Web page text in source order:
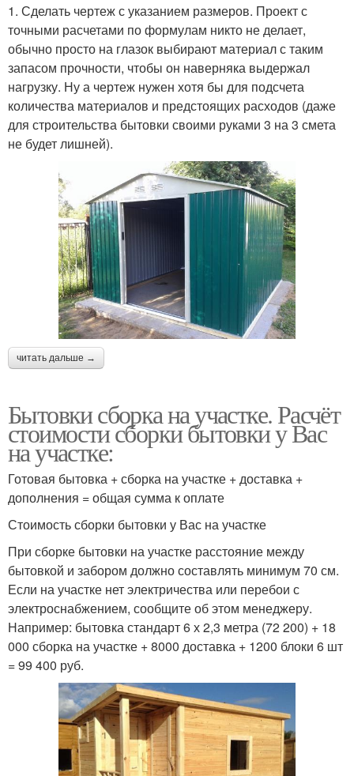
1. Сделать чертеж с указанием размеров. Проект с
точными расчетами по формулам никто не делает,
обычно просто на глазок выбирают материал с таким
запасом прочности, чтобы он наверняка выдержал
нагрузку. Ну а чертеж нужен хотя бы для подсчета
количества материалов и предстоящих расходов (даже
для строительства бытовки своими руками 3 на 3 смета
не будет лишней).
читать дальше →
Бытовки сборка на участке. Расчёт
стоимости сборки бытовки у Вас
на участке:
Готовая бытовка + сборка на участке + доставка +
дополнения = общая сумма к оплате
Стоимость сборки бытовки у Вас на участке
При сборке бытовки на участке расстояние между
бытовкой и забором должно составлять минимум 70 см.
Если на участке нет электричества или перебои с
электроснабжением, сообщите об этом менеджеру.
Например: бытовка стандарт 6 х 2,3 метра (72 200) + 18
000 сборка на участке + 8000 доставка + 1200 блоки 6 шт
= 99 400 руб.